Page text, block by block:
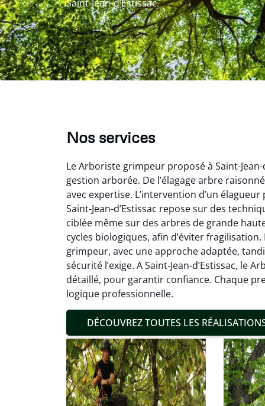
Saint-Jean-d’Estissac.
Nos services
Le Arboriste grimpeur proposé à Saint-
gestion arborée. De l’élagage arbre
avec expertise. L’intervention d’un
Saint-Jean-d’Estissac repose sur des
ciblée même sur des arbres de grande
cycles biologiques, afin d’éviter
grimpeur, avec une approche adaptée,
sécurité l’exige. A Saint-Jean-d’Estissac, le
détaillé, pour garantir confiance. Chaque
logique professionnelle.
DÉCOUVREZ TOUTES LES
19